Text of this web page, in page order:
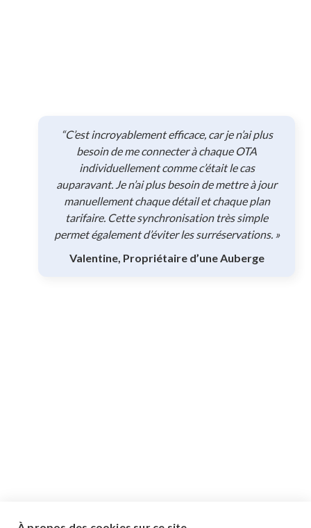
“C’est incroyablement efficace, car je n’ai plus
besoin de me connecter à chaque OTA
individuellement comme c’était le cas
auparavant. Je n’ai plus besoin de mettre à jour
manuellement chaque détail et chaque plan
tarifaire. Cette synchronisation très simple
permet également d’éviter les surréservations. »
Valentine, Propriétaire d’une Auberge